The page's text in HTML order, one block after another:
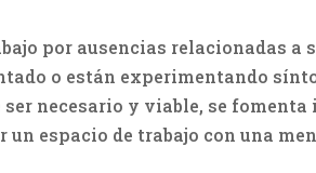
por ausencias relacionadas a
o están experimentando
necesario y viable, se
espacio de trabajo con una